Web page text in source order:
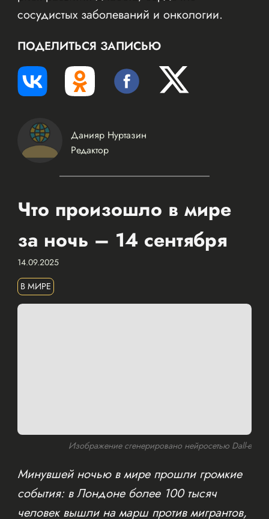
сосудистых заболеваний и онкологии.
ПОДЕЛИТЬСЯ ЗАПИСЬЮ
Данияр Нуртазин
Редактор
Что произошло в мире
за ночь – 14 сентября
14.09.2025
В МИРЕ
Изображение сгенерировано нейросетью Dall-e
Минувшей ночью в мире прошли громкие
события: в Лондоне более 100 тысяч
человек вышли на марш против мигрантов,